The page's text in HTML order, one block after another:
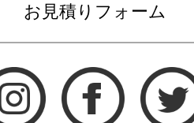
お見積りフォーム